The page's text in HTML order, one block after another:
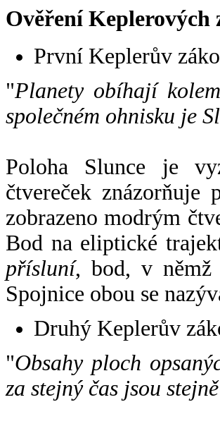
Ověření
První Keplerův
"Planety obíhají
společném ohnisku je
Poloha Slunce je
čtvereček
zobrazeno modrým
Bod na eliptické
přísluní, bod, v němž
Spojnice obou se
Druhý Keplerův
"Obsahy ploch
za stejný čas jsou